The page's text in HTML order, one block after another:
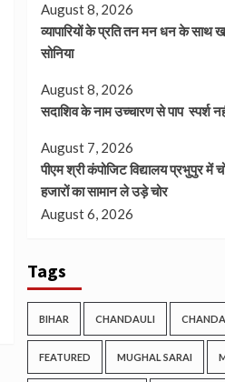
August 8, 2026
व्यापारियों के प्रति तन मन धन के साथ
सोनिया
August 8, 2026
सदाशिव के नाम उच्चारण से पाप स्पर्श
August 7, 2026
पीएम श्री कंपोजिट विद्यालय प्रभुपुर में
हजारों का सामान ले उड़े चोर
August 6, 2026
Tags
BIHAR CHANDAULI
FEATURED MUGHAL SARAI